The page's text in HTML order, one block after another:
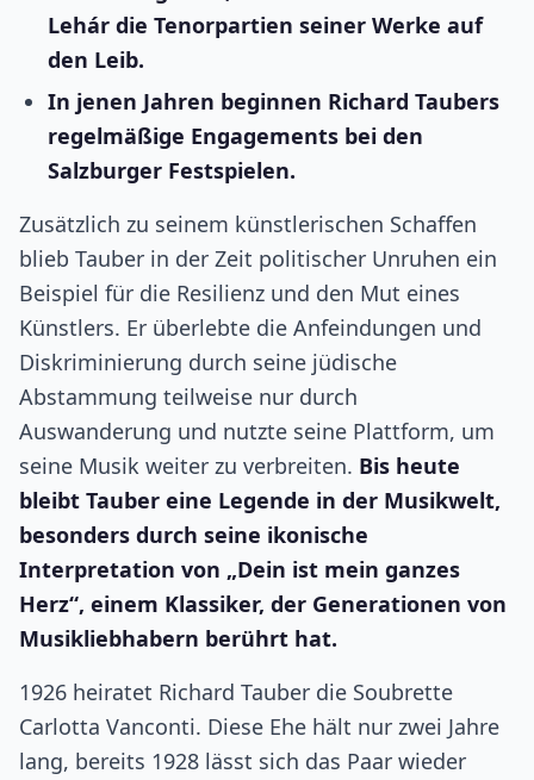
Lehár die Tenorpartien seiner Werke auf
den Leib.
In jenen Jahren beginnen Richard Taubers
regelmäßige Engagements bei den
Salzburger Festspielen.
Zusätzlich zu seinem künstlerischen Schaffen
blieb Tauber in der Zeit politischer Unruhen ein
Beispiel für die Resilienz und den Mut eines
Künstlers. Er überlebte die Anfeindungen und
Diskriminierung durch seine jüdische
Abstammung teilweise nur durch
Auswanderung und nutzte seine Plattform, um
seine Musik weiter zu verbreiten. Bis heute
bleibt Tauber eine Legende in der Musikwelt,
besonders durch seine ikonische
Interpretation von „Dein ist mein ganzes
Herz“, einem Klassiker, der Generationen von
Musikliebhabern berührt hat.
1926 heiratet Richard Tauber die Soubrette
Carlotta Vanconti. Diese Ehe hält nur zwei Jahre
lang, bereits 1928 lässt sich das Paar wieder